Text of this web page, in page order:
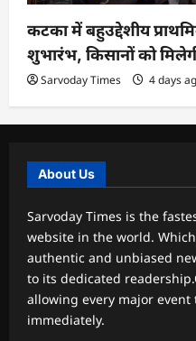
कटका में बहुउद्देशीय
शुभारंभ, किसानों को
Sarvoday Times 4 days
About Us
Sarvoday Times is the
website in the world.
authentic and unbiased
to its dedicated
allowing every major event
immediately.